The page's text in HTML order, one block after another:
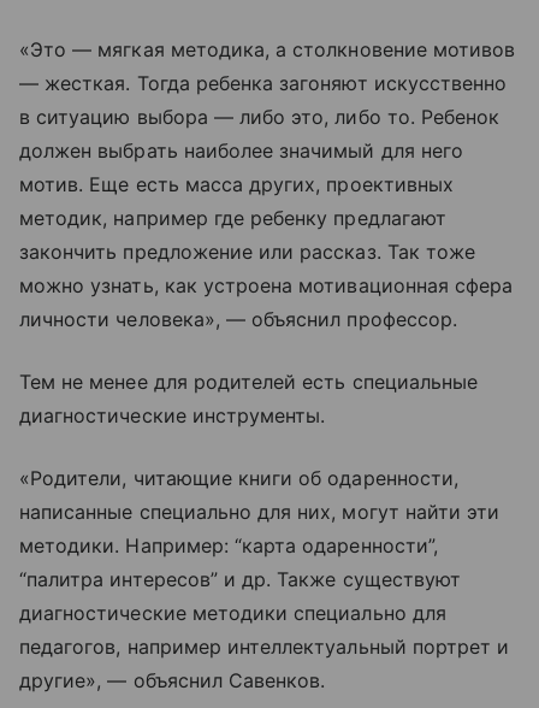
«Это — мягкая методика, а столкновение мотивов
— жесткая. Тогда ребенка загоняют искусственно
в ситуацию выбора — либо это, либо то. Ребенок
должен выбрать наиболее значимый для него
мотив. Еще есть масса других, проективных
методик, например где ребенку предлагают
закончить предложение или рассказ. Так тоже
можно узнать, как устроена мотивационная сфера
личности человека», — объяснил профессор.
Тем не менее для родителей есть специальные
диагностические инструменты.
«Родители, читающие книги об одаренности,
написанные специально для них, могут найти эти
методики. Например: “карта одаренности”,
“палитра интересов” и др. Также существуют
диагностические методики специально для
педагогов, например интеллектуальный портрет и
другие», — объяснил Савенков.